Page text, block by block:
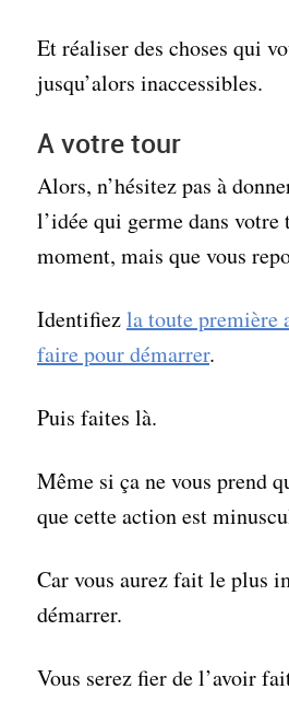
Et réaliser des choses qui
jusqu’alors inaccessibles.
A votre tour
Alors, n’hésitez pas à
l’idée qui germe dans votre
moment, mais que vous
Identifiezla toute première
faire pour démarrer.
Puis faites là.
Même si ça ne vous prend
que cette action est
Car vous aurez fait le plus
démarrer.
Vous serez fier de l’avoir